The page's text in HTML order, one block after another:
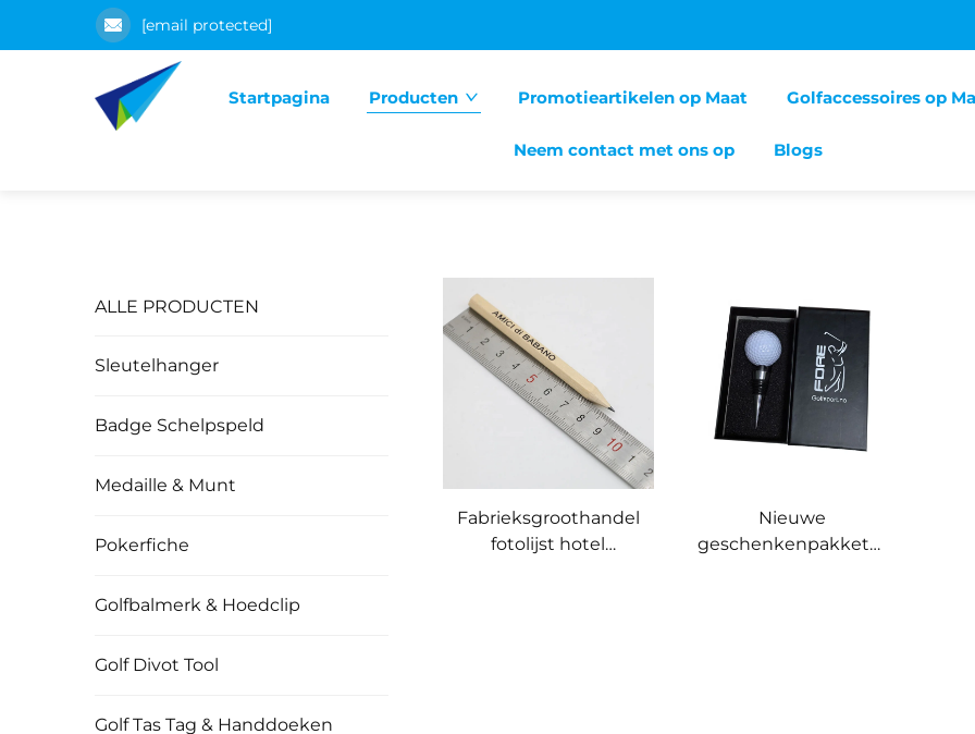
[email protected]
Startpagina Producten Promotieartikelen op Maat Golfaccessoires op
Neem contact met ons op Blogs
ALLE PRODUCTEN
Sleutelhanger
Badge Schelpspeld
Medaille & Munt
Pokerfiche
Golfbalmerk & Hoedclip
Golf Divot Tool
Golf Tas Tag & Handdoeken
Fabrieksgroothandel
fotolijst hotel
Nieuwe
geschenkenpakketset